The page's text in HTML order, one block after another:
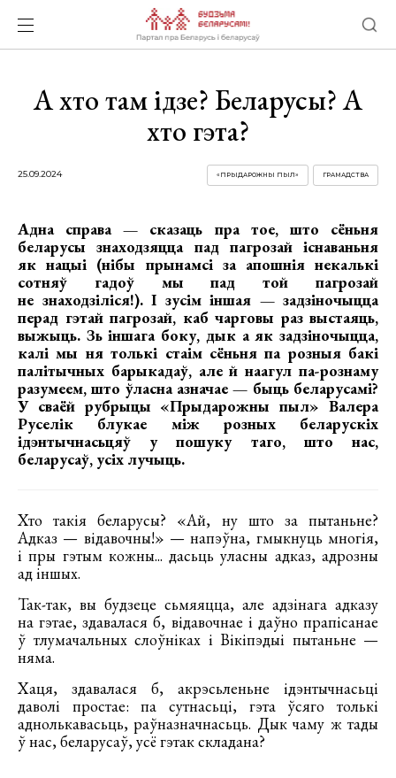
А хто там ідзе? Беларусы? А
хто гэта?
25.09.2024 ГРАМАДСТВА
«ПРЫДАРОЖНЫ ПЫЛ»
Адна справа — сказаць пра тое, што сёньня
беларусы знаходзяцца пад пагрозай існаваньня
як нацыі (нібы прынамсі за апошнія некалькі
сотняў гадоў мы пад той пагрозай
не знаходзіліся!). І зусім іншая — задзіночыцца
перад гэтай пагрозай, каб чарговы раз выстаяць,
выжыць. Зь іншага боку, дык а як задзіночыцца,
калі мы ня толькі стаім сёньня па розныя бакі
палітычных барыкадаў, але й наагул па-рознаму
разумеем, што ўласна азначае — быць беларусамі?
У сваёй рубрыцы «Прыдарожны пыл» Валера
Руселік блукае між розных беларускіх
ідэнтычнасьцяў у пошуку таго, што нас,
беларусаў, усіх лучыць.
Хто такія беларусы? «Ай, ну што за пытаньне?
Адказ — відавочны!» — напэўна, гмыкнуць многія,
і пры гэтым кожны... дасьць уласны адказ, адрозны
ад іншых.
Так-так, вы будзеце сьмяяцца, але адзінага адказу
на гэтае, здавалася б, відавочнае і даўно прапісанае
ў тлумачальных слоўніках і Вікіпэдыі пытаньне —
няма.
Хаця, здавалася б, акрэсьленьне ідэнтычнасьці
даволі простае: па сутнасьці, гэта ўсяго толькі
аднолькавасьць, раўназначнасьць. Дык чаму ж тады
ў нас, беларусаў, усё гэтак складана?